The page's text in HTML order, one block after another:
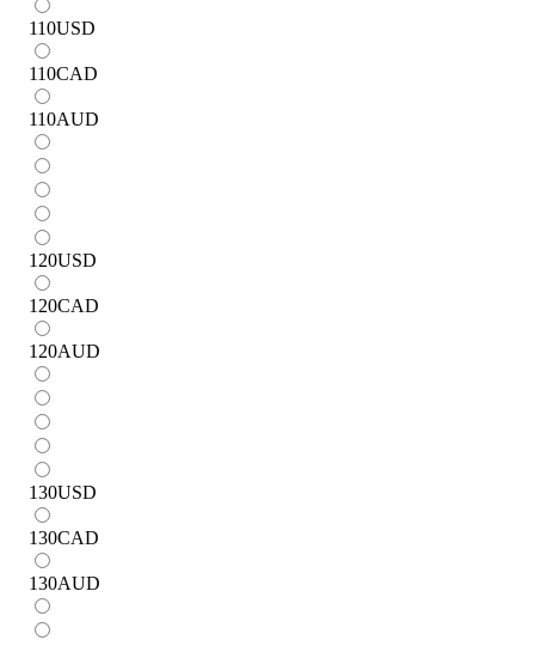
110USD
110CAD
110AUD
120USD
120CAD
120AUD
130USD
130CAD
130AUD